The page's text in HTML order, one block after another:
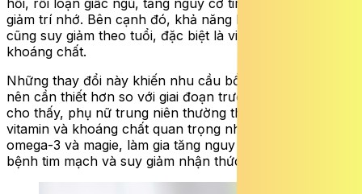
hồi, rối loạn giấc ngủ, tăng nguy cơ tim mạch và suy
giảm trí nhớ. Bên cạnh đó, khả năng hấp thu vi chất
cũng suy giảm theo tuổi, đặc biệt là vitamin nhóm B và
khoáng chất.
Những thay đổi này khiến nhu cầu bổ sung vitamin trở
nên cần thiết hơn so với giai đoạn trước. Các nghiên cứu
cho thấy, phụ nữ trung niên thường thiếu hụt một số
vitamin và khoáng chất quan trọng như vitamin D, B12,
omega-3 và magie, làm gia tăng nguy cơ loãng xương,
bệnh tim mạch và suy giảm nhận thức.